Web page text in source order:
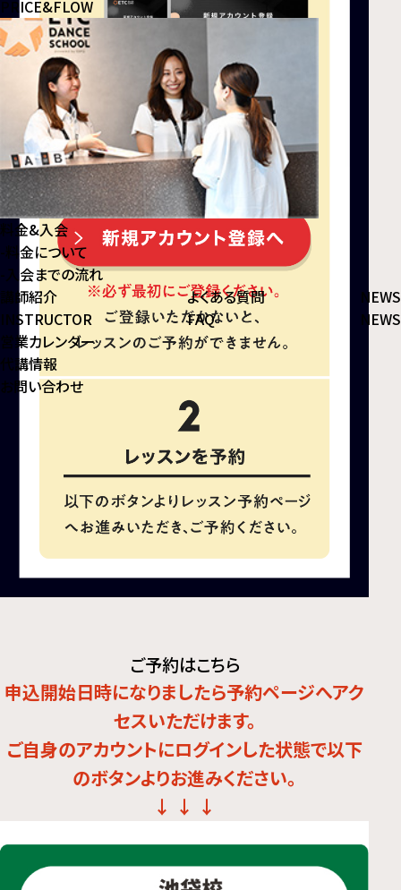
PRICE&FLOW
料金&入会
-料⾦について
-⼊会までの流れ
講師紹介
INSTRUCTOR
よくある質問
FAQ
NEWS
NEWS
営業カレンダー
代講情報
お問い合わせ
ご予約はこちら
申込開始日時になりましたら予約ページへアク
セスいただけます。
ご自身のアカウントにログインした状態で以下
のボタンよりお進みください。
↓ ↓ ↓